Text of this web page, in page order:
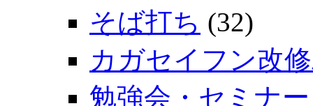
そば打ち (32)
カガセイフン改
勉強会・セミナー